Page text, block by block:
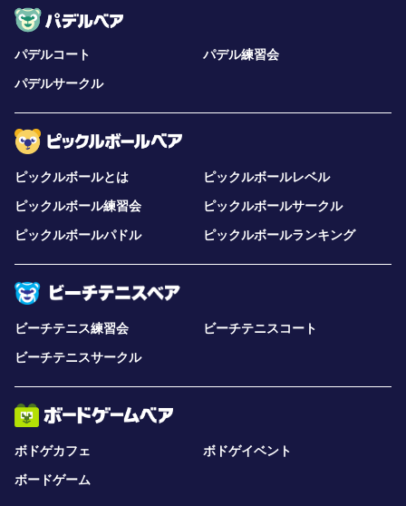
パデルコート
パデル練習会
パデルサークル
ピックルボールとは
ピックルボールレベル
ピックルボール練習会
ピックルボールサークル
ピックルボールパドル
ピックルボールランキング
ビーチテニス練習会
ビーチテニスコート
ビーチテニスサークル
ボドゲカフェ
ボドゲイベント
ボードゲーム